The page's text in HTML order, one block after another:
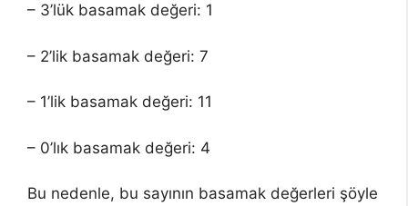
– 3’lük basamak değeri: 1
– 2’lik basamak değeri: 7
– 1’lik basamak değeri: 11
– 0’lık basamak değeri: 4
Bu nedenle, bu sayının basamak değerleri şöyle